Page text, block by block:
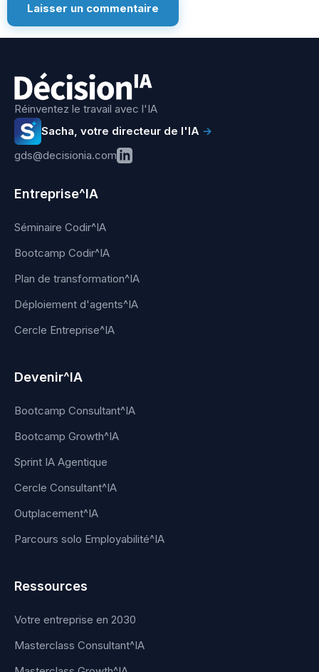
Réinventez le travail avec l'IA
Sacha, votre directeur de l'IA →
gds@decisionia.com
Entreprise^IA
Séminaire Codir^IA
Bootcamp Codir^IA
Plan de transformation^IA
Déploiement d'agents^IA
Cercle Entreprise^IA
Devenir^IA
Bootcamp Consultant^IA
Bootcamp Growth^IA
Sprint IA Agentique
Cercle Consultant^IA
Outplacement^IA
Parcours solo Employabilité^IA
Ressources
Votre entreprise en 2030
Masterclass Consultant^IA